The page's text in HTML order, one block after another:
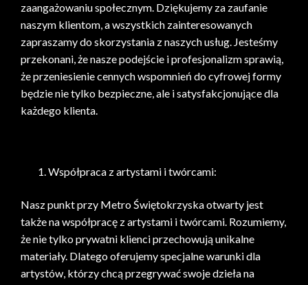
zaangażowaniu społecznym. Dziękujemy za zaufanie
naszym klientom, a wszystkich zainteresowanych
zapraszamy do skorzystania z naszych usług. Jesteśmy
przekonani, że nasze podejście i profesjonalizm sprawią,
że przeniesienie cennych wspomnień do cyfrowej formy
będzie nie tylko bezpieczne, ale i satysfakcjonujące dla
każdego klienta.
Współpraca z artystami i twórcami:
Nasz punkt przy Metro Świętokrzyska otwarty jest
także na współpracę z artystami i twórcami. Rozumiemy,
że nie tylko prywatni klienci przechowują unikalne
materiały. Dlatego oferujemy specjalne warunki dla
artystów, którzy chcą przegrywać swoje dzieła na